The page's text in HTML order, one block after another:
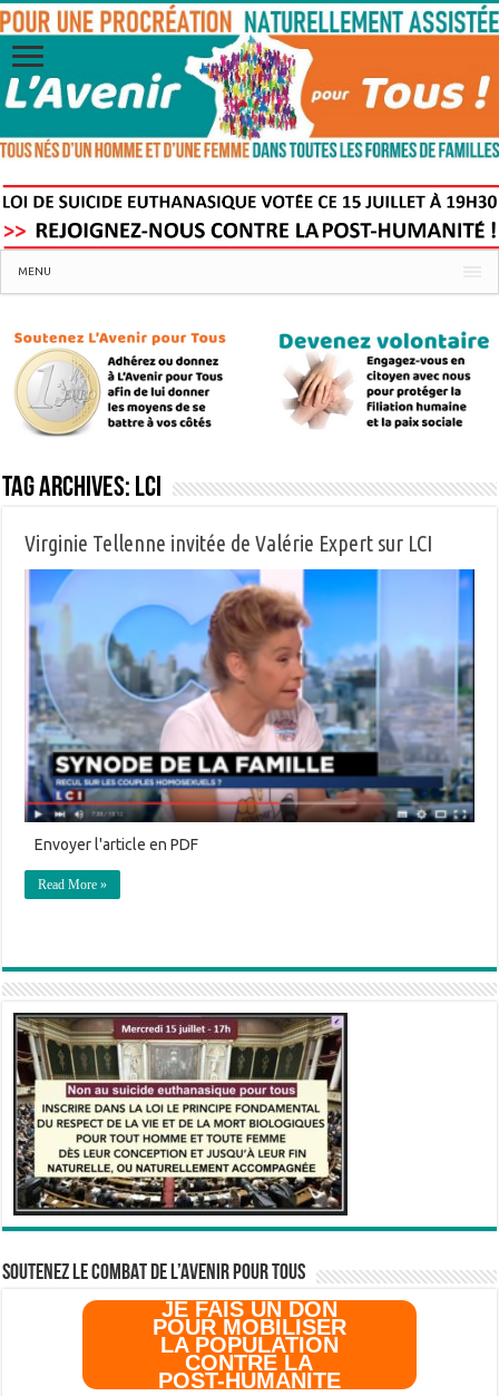
MENU
Tag Archives: LCI
Virginie Tellenne invitée de Valérie Expert sur LCI
Envoyer l'article en PDF
Read More »
SOUTENEZ LE COMBAT DE L’AVenir pour Tous
JE FAIS UN DON
POUR MOBILISER
LA POPULATION
CONTRE LA
POST-HUMANITE